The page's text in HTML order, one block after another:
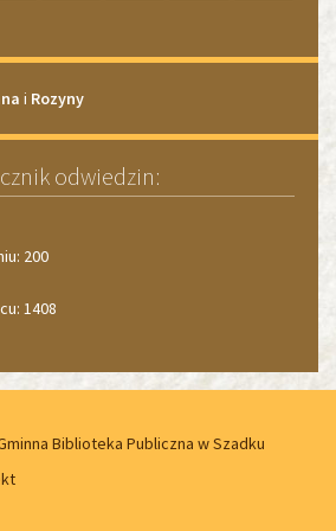
i Rozyny
odwiedzin:
200
1408
Biblioteka Publiczna w Szadku